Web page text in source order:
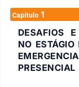
Capítulo 1
DESAFIOS E
NO
PRESENCIAL